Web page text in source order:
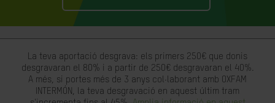
La teva aportació desgrava: els primers 250€ que donis
desgravaran el 80% i a partir de 250€ desgravaran el 40%.
A més, si portes més de 3 anys col·laborant amb OXFAM
INTERMÓN, la teva desgravació en aquest últim tram